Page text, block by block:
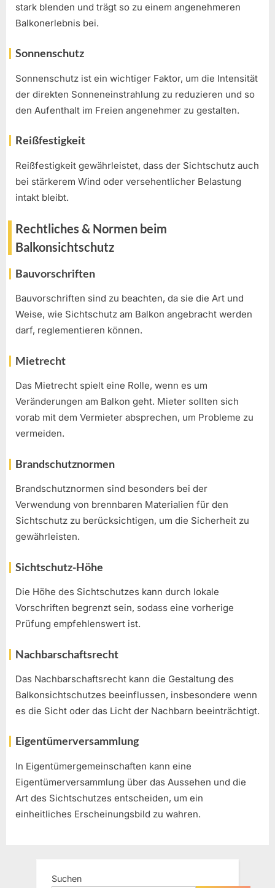
stark blenden und trägt so zu einem angenehmeren
Balkonerlebnis bei.
Sonnenschutz
Sonnenschutz ist ein wichtiger Faktor, um die Intensität
der direkten Sonneneinstrahlung zu reduzieren und so
den Aufenthalt im Freien angenehmer zu gestalten.
Reißfestigkeit
Reißfestigkeit gewährleistet, dass der Sichtschutz auch
bei stärkerem Wind oder versehentlicher Belastung
intakt bleibt.
Rechtliches & Normen beim
Balkonsichtschutz
Bauvorschriften
Bauvorschriften sind zu beachten, da sie die Art und
Weise, wie Sichtschutz am Balkon angebracht werden
darf, reglementieren können.
Mietrecht
Das Mietrecht spielt eine Rolle, wenn es um
Veränderungen am Balkon geht. Mieter sollten sich
vorab mit dem Vermieter absprechen, um Probleme zu
vermeiden.
Brandschutznormen
Brandschutznormen sind besonders bei der
Verwendung von brennbaren Materialien für den
Sichtschutz zu berücksichtigen, um die Sicherheit zu
gewährleisten.
Sichtschutz-Höhe
Die Höhe des Sichtschutzes kann durch lokale
Vorschriften begrenzt sein, sodass eine vorherige
Prüfung empfehlenswert ist.
Nachbarschaftsrecht
Das Nachbarschaftsrecht kann die Gestaltung des
Balkonsichtschutzes beeinflussen, insbesondere wenn
es die Sicht oder das Licht der Nachbarn beeinträchtigt.
Eigentümerversammlung
In Eigentümergemeinschaften kann eine
Eigentümerversammlung über das Aussehen und die
Art des Sichtschutzes entscheiden, um ein
einheitliches Erscheinungsbild zu wahren.
Suchen